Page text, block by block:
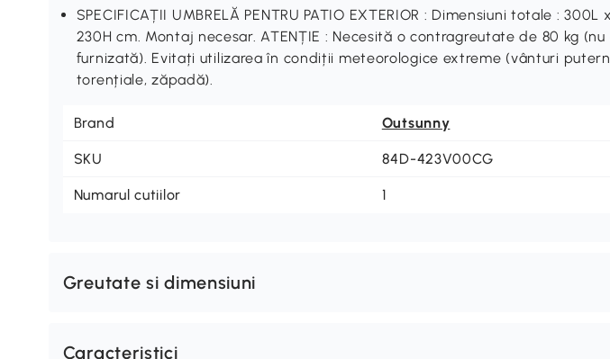
SPECIFICAȚII UMBRELĂ PENTRU PATIO EXTERIOR : Dimensiuni totale : 300L
230H cm. Montaj necesar. ATENȚIE : Necesită o contragreutate de 80 kg (nu
furnizată). Evitați utilizarea în condiții meteorologice extreme (vânturi
torențiale, zăpadă).
Brand Outsunny
SKU 84D-423V00CG
Numarul cutiilor 1
Greutate si dimensiuni
Caracteristici